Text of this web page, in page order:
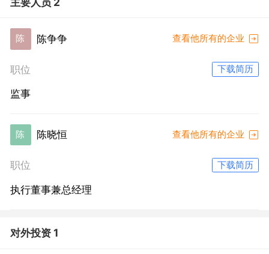
陈 陈争争 查看他所有的企业
职位 下载简历
监事
陈 陈晓恒 查看他所有的企业
职位 下载简历
执行董事兼总经理
对外投资 1